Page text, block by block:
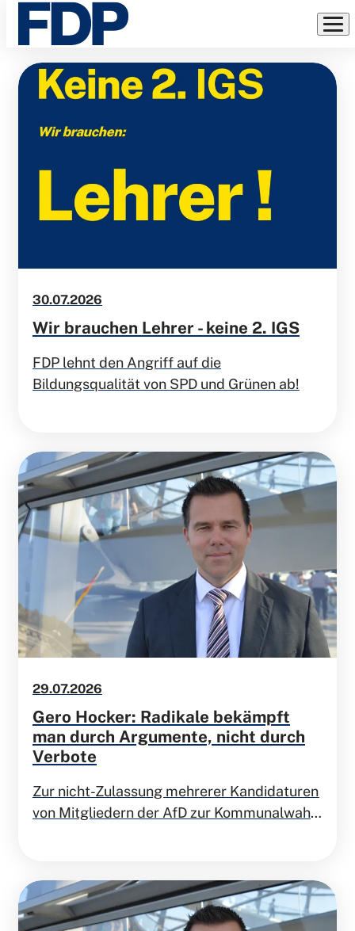
Direkt
Inhalt
MELDUNGEN
30.07.2026
Wir brauchen Lehrer - keine 2. IGS
FDP lehnt den Angriff auf die
Bildungsqualität von SPD und Grünen ab!
29.07.2026
Gero Hocker: Radikale bekämpft
man durch Argumente, nicht durch
Verbote
Zur nicht-Zulassung mehrerer Kandidaturen
von Mitgliedern der AfD zur Kommunalwahl
Niedersachsen, Dr. Gero Hocker: